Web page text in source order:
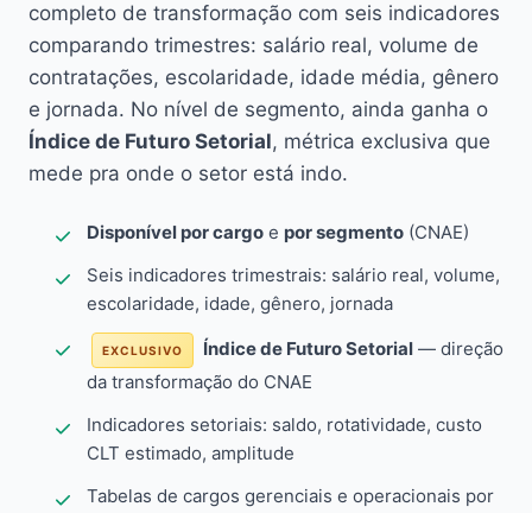
completo de transformação com seis indicadores
comparando trimestres: salário real, volume de
contratações, escolaridade, idade média, gênero
e jornada. No nível de segmento, ainda ganha o
Índice de Futuro Setorial, métrica exclusiva que
mede pra onde o setor está indo.
Disponível por cargo e por segmento (CNAE)
Seis indicadores trimestrais: salário real, volume,
escolaridade, idade, gênero, jornada
EXCLUSIVO Índice de Futuro Setorial — direção
da transformação do CNAE
Indicadores setoriais: saldo, rotatividade, custo
CLT estimado, amplitude
Tabelas de cargos gerenciais e operacionais por